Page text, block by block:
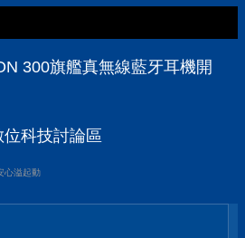
300旗艦真無線藍牙耳機開箱
科技討論區
心溢起動